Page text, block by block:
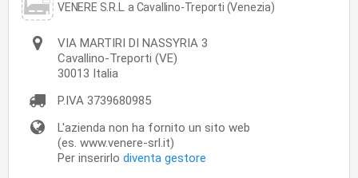
VENERE S.R.L. a Cavallino-Treporti (Venezia)
VIA MARTIRI DI NASSYRIA 3
Cavallino-Treporti (VE)
30013 Italia
P.IVA 3739680985
L'azienda non ha fornito un sito web
(es. www.venere-srl.it)
Per inserirlo diventa gestore